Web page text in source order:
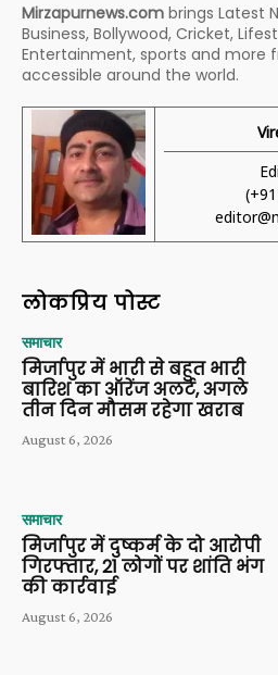
Mirzapurnews.com brings Latest
Business, Bollywood, Cricket,
Entertainment, sports and more
accessible around the world.
लोकप्रिय पोस्ट
समाचार
मिर्जापुर में भारी से बहुत भारी
बारिश का ऑरेंज अलर्ट, अगले
तीन दिन मौसम रहेगा खराब
August 6, 2026
समाचार
मिर्जापुर में दुष्कर्म के दो आरोपी
गिरफ्तार, 21 लोगों पर शांति भंग
की कार्रवाई
August 6, 2026